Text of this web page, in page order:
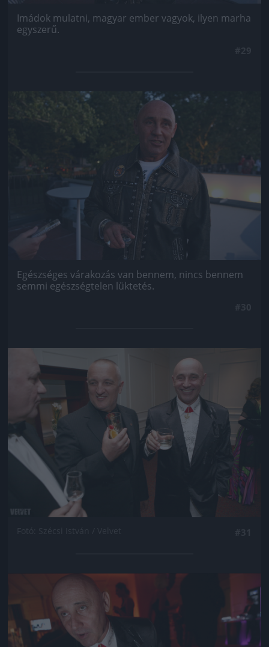
Imádok mulatni, magyar ember vagyok, ilyen marha
egyszerű.
Jön még kép!
Egészséges várakozás van bennem, nincs bennem
semmi egészségtelen lüktetés.
Jön még kép!
Jön még kép!